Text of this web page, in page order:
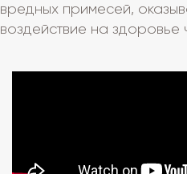
вредных примесей,
воздействие на здоровье